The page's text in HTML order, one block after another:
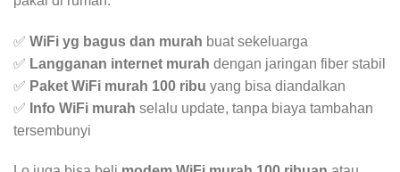
✅ WiFi yg bagus dan murah buat sekeluarga
✅ Langganan internet murah dengan jaringan fiber stabil
✅ Paket WiFi murah 100 ribu yang bisa diandalkan
✅ Info WiFi murah selalu update, tanpa biaya tambahan
tersembunyi